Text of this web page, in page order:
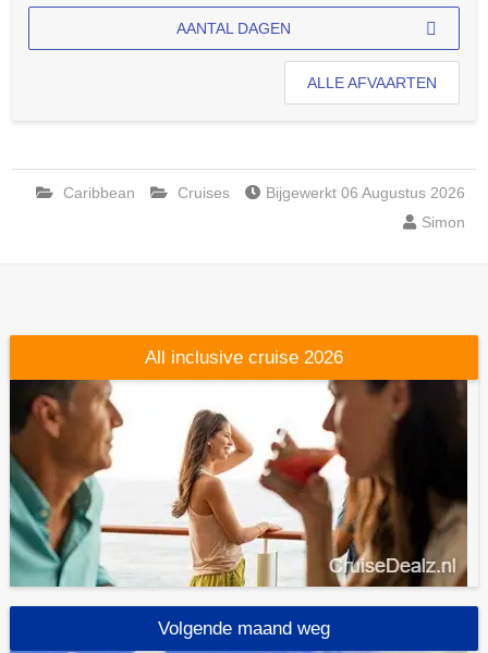
AANTAL DAGEN
ALLE AFVAARTEN
Caribbean Cruises
Bijgewerkt 06 Augustus 2026
Simon
All inclusive cruise 2026
Volgende maand weg